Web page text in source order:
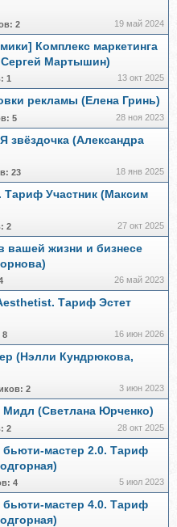
2 19 май 2024
Комплекс маркетинга
Сергей Мартышин)
1 13 окт 2025
рекламы (Елена Гринь)
5 28 ноя 2023
звёздочка (Александра
23 18 янв 2025
Тариф Участник (Максим
2 27 окт 2025
вашей жизни и бизнесе
26 май 2023
Тариф Эстет
8 16 июн 2026
(Нэлли Кундрюкова,
2 3 июн 2023
(Светлана Юрченко)
2 28 окт 2025
бьюти-мастер 2.0. Тариф
4 5 июл 2023
бьюти-мастер 4.0. Тариф